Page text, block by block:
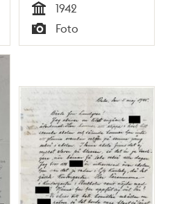
Tid
1942
Typ
Foto